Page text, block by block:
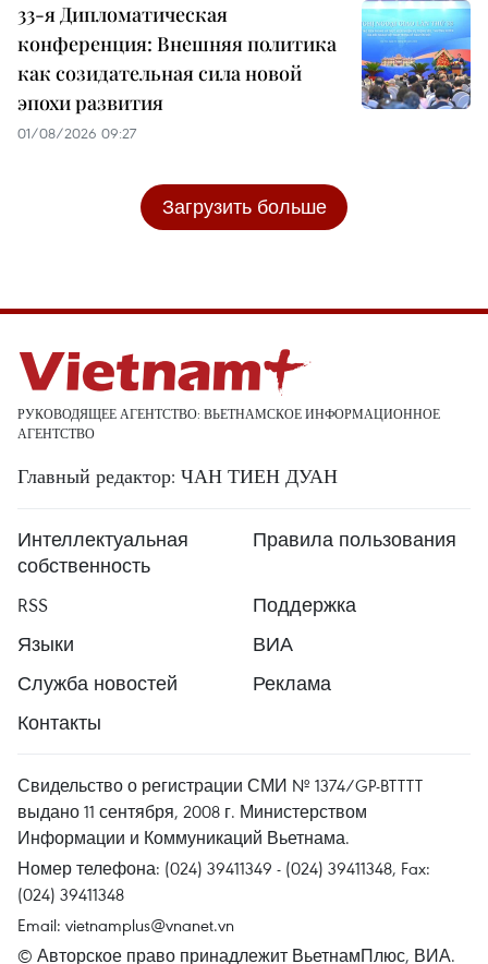
33-я Дипломатическая
конференция: Внешняя политика
как созидательная сила новой
эпохи развития
01/08/2026 09:27
Загрузить больше
РУКОВОДЯЩЕЕ АГЕНТСТВО: ВЬЕТНАМСКОЕ ИНФОРМАЦИОННОЕ
АГЕНТСТВО
Главный редактор: ЧАН ТИЕН ДУАН
Интеллектуальная
собственность
Правила пользования
RSS
Поддержка
Языки
ВИА
Служба новостей
Реклама
Контакты
Свидельство о регистрации СМИ № 1374/GP-BTTTT
выдано 11 сентября, 2008 г. Министерством
Информации и Коммуникаций Вьетнама.
Номер телефона: (024) 39411349 - (024) 39411348, Fax:
(024) 39411348
Email: vietnamplus@vnanet.vn
© Авторское право принадлежит ВьетнамПлюс, ВИА.